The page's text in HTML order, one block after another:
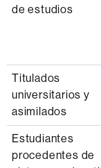
de estudios
Titulados
universitarios y
asimilados
Estudiantes
procedentes de